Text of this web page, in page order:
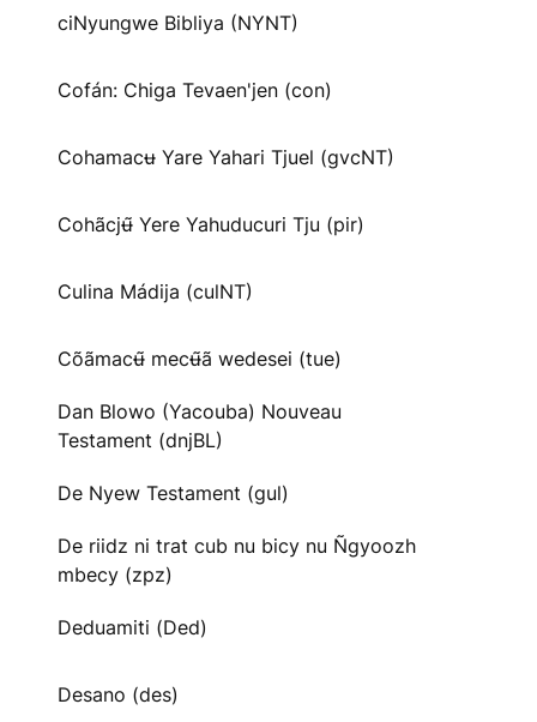
ciNyungwe Bibliya (NYNT)
Cofán: Chiga Tevaen'jen (con)
Cohamacʉ Yare Yahari Tjuel (gvcNT)
Cohãcjʉ̃ Yere Yahuducuri Tju (pir)
Culina Mádija (culNT)
Cõãmacʉ̃ mecʉ̃ã wedesei (tue)
Dan Blowo (Yacouba) Nouveau
Testament (dnjBL)
De Nyew Testament (gul)
De riidz ni trat cub nu bicy nu Ñgyoozh
mbecy (zpz)
Deduamiti (Ded)
Desano (des)